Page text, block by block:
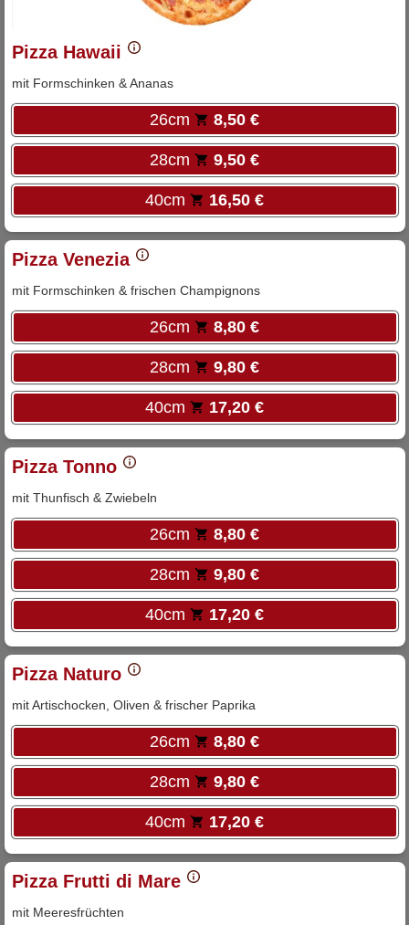
Pizza Hawaii
mit Formschinken & Ananas
26cm 8,50 €
28cm 9,50 €
40cm 16,50 €
Pizza Venezia
mit Formschinken & frischen Champignons
26cm 8,80 €
28cm 9,80 €
40cm 17,20 €
Pizza Tonno
mit Thunfisch & Zwiebeln
26cm 8,80 €
28cm 9,80 €
40cm 17,20 €
Pizza Naturo
mit Artischocken, Oliven & frischer Paprika
26cm 8,80 €
28cm 9,80 €
40cm 17,20 €
Pizza Frutti di Mare
mit Meeresfrüchten